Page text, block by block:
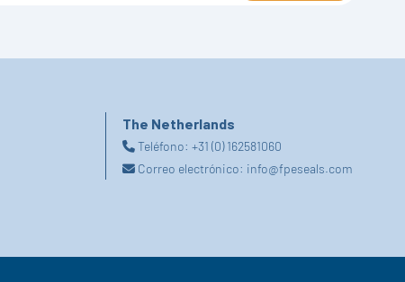
The Netherlands
Teléfono:+31 (0) 162581060
Correo electrónico: info@fpeseals.com